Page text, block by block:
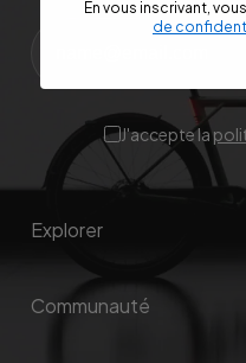
J'accepte la
Explorer
Communauté
En vous inscrivant,
de